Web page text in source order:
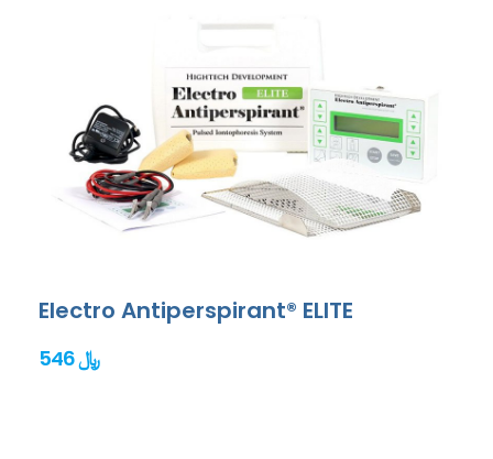
Electro Antiperspirant® ELITE
546 ﷼